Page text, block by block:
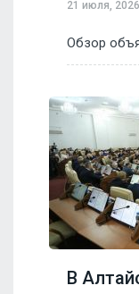
21 июля, 2026
Обзор
В